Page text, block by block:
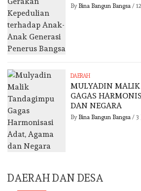
By Bina Bangun Bangsa/
DAERAH
MULYADIN
GAGAS
DAN NEGARA
By Bina Bangun Bangsa/ 3
DAERAH DAN DESA